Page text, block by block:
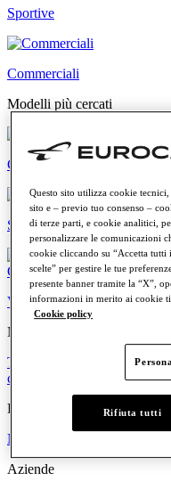
Sportive
Commerciali
Modelli più cercati
CUPRA Formentor
Skoda Fabia
Volkswagen ID. Cross
Marchi
Tutti i marchi
Volkswagen
commerciali
Privati
Noleggio Lungo Termine
Aziende
Questo sito utilizza cookie
sito e – previo tuo consenso –
di terze parti, e cookie analitici,
personalizzare le comunicazioni
cookie cliccando su “Accetta tutti
scelte” per gestire le tue
presente banner tramite la “X”,
informazioni in merito ai cookie
Cookie policy
Rifiuta tutti